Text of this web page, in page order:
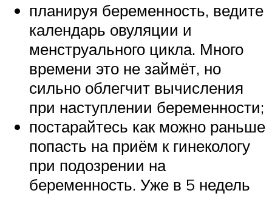
планируя беременность, ведите
календарь овуляции и
менструального цикла. Много
времени это не займёт, но
сильно облегчит вычисления
при наступлении беременности;
постарайтесь как можно раньше
попасть на приём к гинекологу
при подозрении на
беременность. Уже в 5 недель